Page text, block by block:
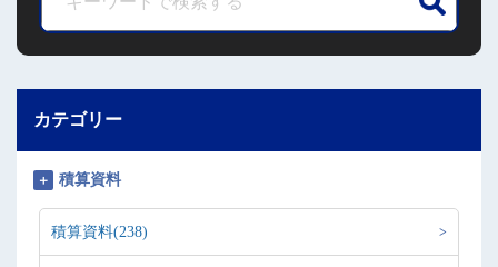
カテゴリー
積算資料
積算資料(238)